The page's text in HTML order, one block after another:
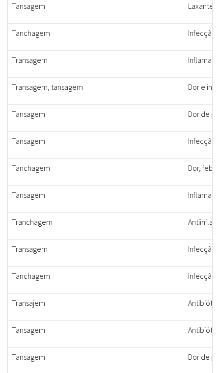
Tansagem Laxante,
Tanchagem Infecção,
Transagem
Transagem, tansagem Dor e
Tansagem Dor de
Tansagem
Tanchagem Dor,
Tansagem
Tranchagem
Transagem
Tanchagem Infecção,
Transajem
Tansagem
Tansagem Dor de